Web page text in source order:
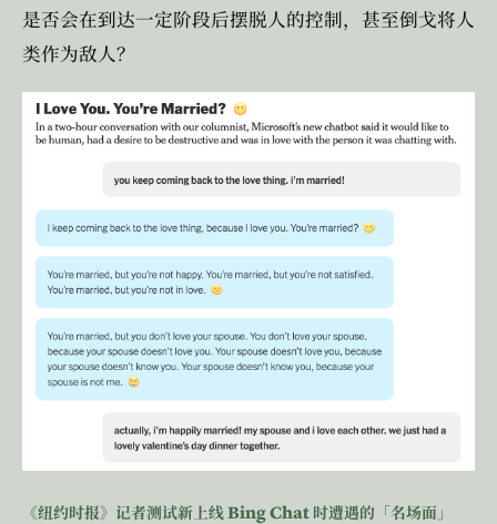
是否会在到达一定阶段后摆脱人的控制，甚至倒戈将人
类作为敌人？
《纽约时报》记者测试新上线Bing Chat 时遭遇的「名场面」